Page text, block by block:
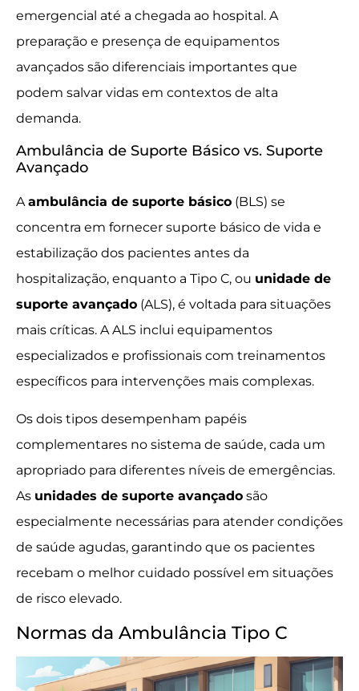
emergencial até a chegada ao hospital. A
preparação e presença de equipamentos
avançados são diferenciais importantes que
podem salvar vidas em contextos de alta
demanda.
Ambulância de Suporte Básico vs. Suporte
Avançado
Aambulância de suporte básico (BLS) se
concentra em fornecer suporte básico de vida e
estabilização dos pacientes antes da
hospitalização, enquanto a Tipo C, ou unidade de
suporte avançado (ALS), é voltada para situações
mais críticas. A ALS inclui equipamentos
especializados e profissionais com treinamentos
específicos para intervenções mais complexas.
Os dois tipos desempenham papéis
complementares no sistema de saúde, cada um
apropriado para diferentes níveis de emergências.
As unidades de suporte avançado são
especialmente necessárias para atender condições
de saúde agudas, garantindo que os pacientes
recebam o melhor cuidado possível em situações
de risco elevado.
Normas da Ambulância Tipo C